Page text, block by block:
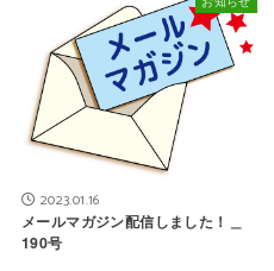
2023.01.16
メールマガジン配信しました！＿
190号